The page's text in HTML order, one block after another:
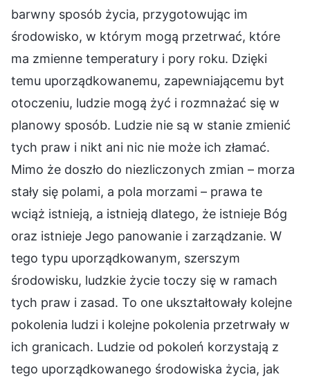
barwny sposób życia, przygotowując im
środowisko, w którym mogą przetrwać, które
ma zmienne temperatury i pory roku. Dzięki
temu uporządkowanemu, zapewniającemu byt
otoczeniu, ludzie mogą żyć i rozmnażać się w
planowy sposób. Ludzie nie są w stanie zmienić
tych praw i nikt ani nic nie może ich złamać.
Mimo że doszło do niezliczonych zmian – morza
stały się polami, a pola morzami – prawa te
wciąż istnieją, a istnieją dlatego, że istnieje Bóg
oraz istnieje Jego panowanie i zarządzanie. W
tego typu uporządkowanym, szerszym
środowisku, ludzkie życie toczy się w ramach
tych praw i zasad. To one ukształtowały kolejne
pokolenia ludzi i kolejne pokolenia przetrwały w
ich granicach. Ludzie od pokoleń korzystają z
tego uporządkowanego środowiska życia, jak